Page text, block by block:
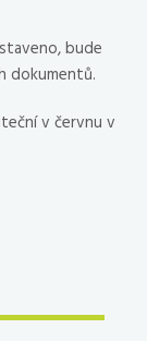
bude
dokumentů.
v červnu v